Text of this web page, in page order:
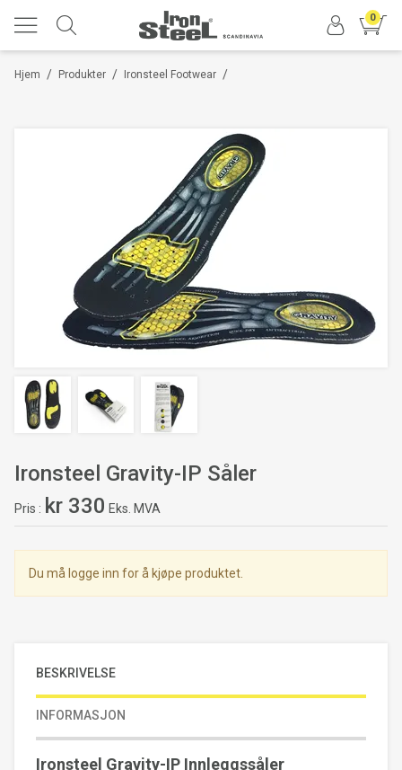
0
/
Hjem /
Produkter /
Ironsteel Footwear
Ironsteel Gravity-IP Såler
Pris kr 330 Eks. MVA
Du må logge inn for å kjøpe produktet.
BESKRIVELSE
INFORMASJON
Ironsteel Gravity-IP Innleggssåler